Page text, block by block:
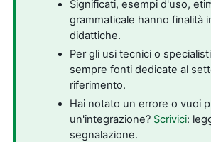
Significati, esempi d'uso,
grammaticale hanno finalità
didattiche.
Per gli usi tecnici o
sempre fonti dedicate al
riferimento.
Hai notato un errore o vuoi
un'integrazione? Scrivici:
segnalazione.